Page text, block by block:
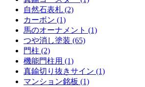
自然石表札 (2)
カーボン (1)
馬のオーナメント (1)
つや消し塗装 (65)
門柱 (2)
機能門柱用 (1)
真鍮切り抜きサイン (1)
マンション銘板 (1)